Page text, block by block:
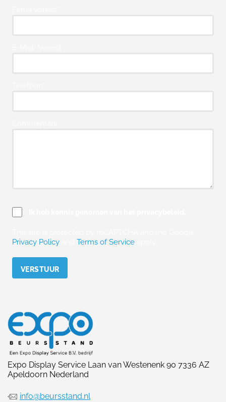
Privacy Policy
Terms of Service
Expo Display Service Laan van Westenenk 90 7336 AZ
Apeldoorn Nederland
info@beursstand.nl